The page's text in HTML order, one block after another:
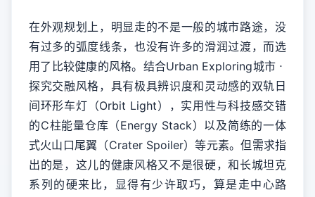
在外观规划上，明显走的不是一般的城市路途，没
有过多的弧度线条，也没有许多的滑润过渡，而选
用了比较健康的风格。结合Urban Exploring城市ㆍ
探究交融风格，具有极具辨识度和灵动感的双轨日
间环形车灯（Orbit Light），实用性与科技感交错
的C柱能量仓库（Energy Stack）以及简练的一体
式火山口尾翼（Crater Spoiler）等元素。但需求指
出的是，这儿的健康风格又不是很硬，和长城坦克
系列的硬来比，显得有少许取巧，算是走中心路